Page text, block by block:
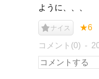
ように、、、
ナイス ★6
コメント(0)